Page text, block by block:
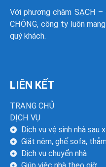
Với phương châm SẠCH
CHÓNG, công ty luôn
quý khách.
LIÊN KẾT
TRANG CHỦ
DỊCH VỤ
Dịch vụ vệ sinh nhà sau
Giặt nệm, ghế sofa,
Dịch vụ chuyển nhà